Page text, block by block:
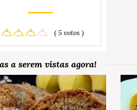
( 5 votos )
a serem vistas agora!